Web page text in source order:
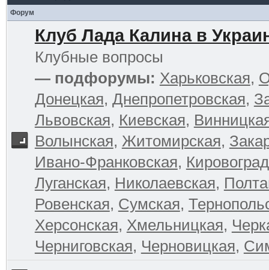
Форум
Клуб Лада Калина в
Клубные вопросы
— подфорумы: Харьковская,
Донецкая, Днепропетровская,
Львовская, Киевская,
Волынская, Житомирская,
Ивано-Франковская,
Луганская, Николаевская,
Ровенская, Сумская,
Херсонская, Хмельницкая,
Черниговская, Черновицкая,